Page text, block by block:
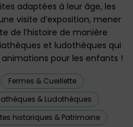
adaptées à leur âge, les
visite d’exposition, mener
de l’histoire de manière
et ludothèques qui
pour les enfants !
Fermes & Cueillette
& Ludothèques
historiques & Patrimoine